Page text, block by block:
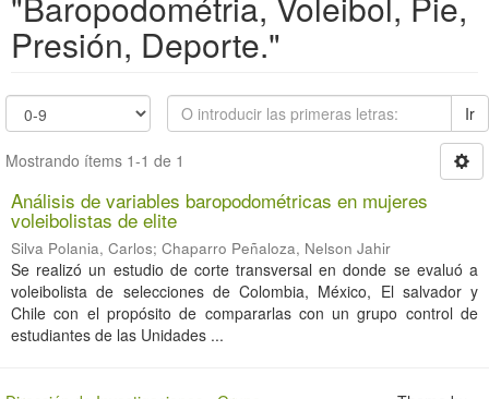
Presión, Deporte."
Ir
Mostrando ítems 1-1 de 1
Análisis de variables baropodométricas en mujeres
voleibolistas de elite
Silva Polania, Carlos; Chaparro Peñaloza, Nelson Jahir
Se realizó un estudio de corte transversal en donde se evaluó a
voleibolista de selecciones de Colombia, México, El salvador y
Chile con el propósito de compararlas con un grupo control de
estudiantes de las Unidades ...